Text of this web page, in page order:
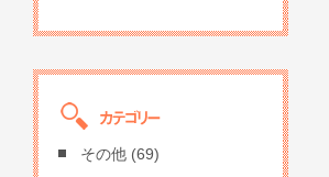
その他 (69)